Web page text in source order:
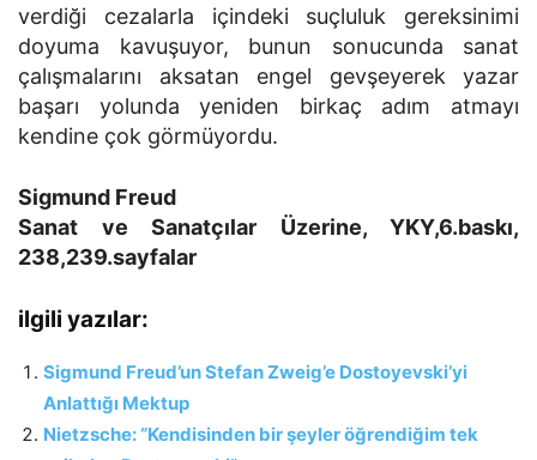
verdiği cezalarla içindeki suçluluk gereksinimi
doyuma kavuşuyor, bunun sonucunda sanat
çalışmalarını aksatan engel gevşeyerek yazar
başarı yolunda yeniden birkaç adım atmayı
kendine çok görmüyordu.
Sigmund Freud
Sanat ve Sanatçılar Üzerine, YKY,6.baskı,
238,239.sayfalar
ilgili yazılar:
Sigmund Freud’un Stefan Zweig’e Dostoyevski’yi
Anlattığı Mektup
Nietzsche: “Kendisinden bir şeyler öğrendiğim tek